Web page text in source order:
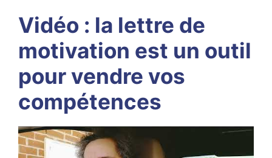
Vidéo : la lettre de
motivation est un outil
pour vendre vos
compétences